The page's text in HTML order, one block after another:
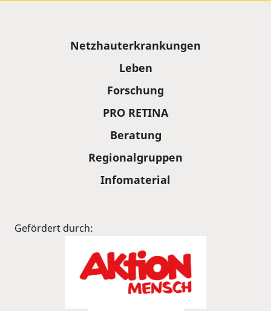
Netzhauterkrankungen
Leben
Forschung
PRO RETINA
Beratung
Regionalgruppen
Infomaterial
Gefördert durch: